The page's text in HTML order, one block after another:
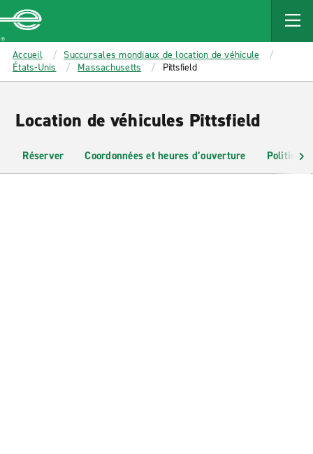
MAIN
CONTENT
Enterprise
Accueil
Succursales mondiaux de location de véhicule
États-Unis
Massachusetts Pittsfield
Location de véhicules Pittsfield
Réserver Coordonnées et heures d’ouverture Politiques